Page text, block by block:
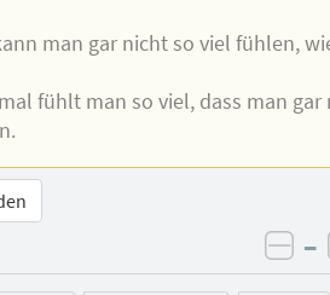
man gar nicht so viel fühlen,
fühlt man so viel, dass man gar
–